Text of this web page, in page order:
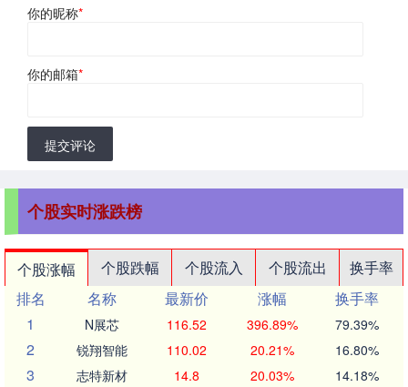
你的昵称*
你的邮箱*
提交评论
个股实时涨跌榜
个股涨幅 个股跌幅 个股流入 个股流出
换手率
排名
名称 最新价 涨幅
换手率
1
N展芯 116.52 396.89% 79.39%
2 锐翔智能 110.02 20.21% 16.80%
3 志特新材 14.8 20.03% 14.18%